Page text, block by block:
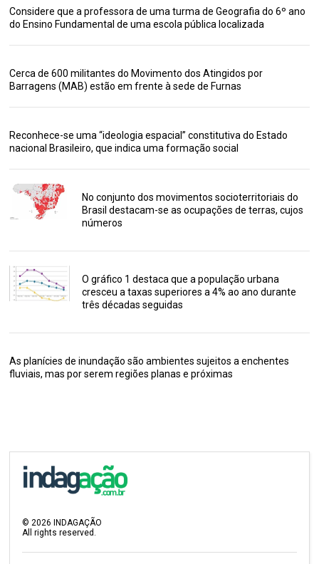
Considere que a professora de uma turma de Geografia do 6º ano
do Ensino Fundamental de uma escola pública localizada
Cerca de 600 militantes do Movimento dos Atingidos por
Barragens (MAB) estão em frente à sede de Furnas
Reconhece-se uma “ideologia espacial” constitutiva do Estado
nacional Brasileiro, que indica uma formação social
No conjunto dos movimentos socioterritoriais do
Brasil destacam-se as ocupações de terras, cujos
números
O gráfico 1 destaca que a população urbana
cresceu a taxas superiores a 4% ao ano durante
três décadas seguidas
As planícies de inundação são ambientes sujeitos a enchentes
fluviais, mas por serem regiões planas e próximas
©2026 INDAGAÇÃO
All rights reserved.